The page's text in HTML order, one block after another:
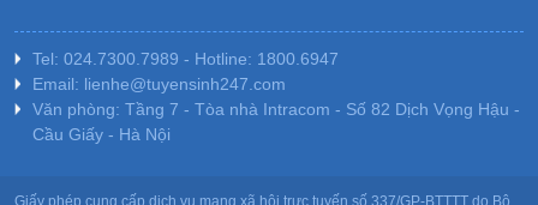
Tel: 024.7300.7989 - Hotline: 1800.6947
Email: lienhe@tuyensinh247.com
Văn phòng: Tầng 7 - Tòa nhà Intracom - Số 82 Dịch Vọng Hậu -
Cầu Giấy - Hà Nội
Giấy phép cung cấp dịch vụ mạng xã hội trực tuyến số 337/GP-BTTTT do Bộ